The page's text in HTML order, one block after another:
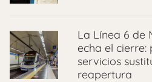
La Línea 6 de
echa el
servicios
reapertura